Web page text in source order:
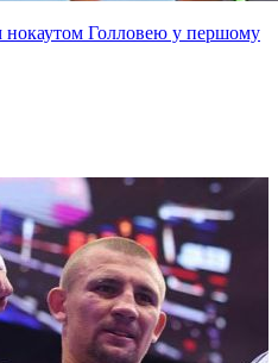
нокаутом Голловею у першому